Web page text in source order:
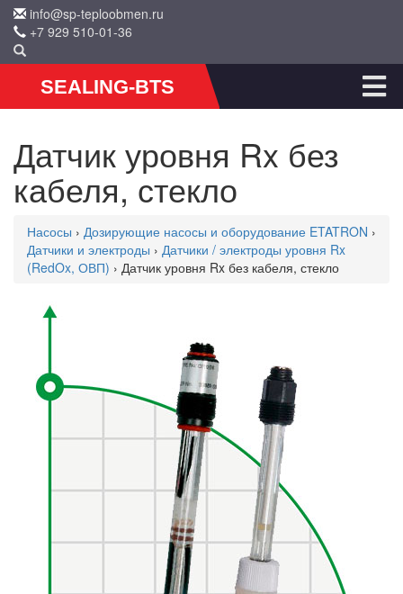
info@sp-teploobmen.ru
+7 929 510-01-36
SEALING-BTS
Датчик уровня Rx без
кабеля, стекло
Насосы › Дозирующие насосы и оборудование ETATRON ›
Датчики и электроды › Датчики / электроды уровня Rx
(RedOx, ОВП) › Датчик уровня Rx без кабеля, стекло